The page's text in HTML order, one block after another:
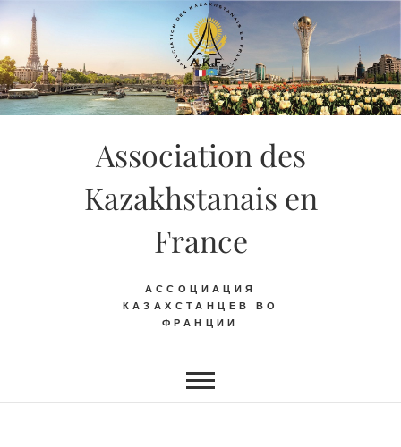
Skip
content
Association des
Kazakhstanais en
France
АССОЦИАЦИЯ
КАЗАХСТАНЦЕВ ВО
ФРАНЦИИ